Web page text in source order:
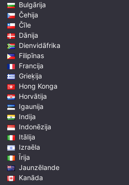
Bulgārija
Čehija
Čīle
Dānija
Dienvidāfrika
Filipīnas
Francija
Grieķija
Hong Konga
Horvātija
Igaunija
Indija
Indonēzija
Itālija
Izraēla
Īrija
Jaunzēlande
Kanāda